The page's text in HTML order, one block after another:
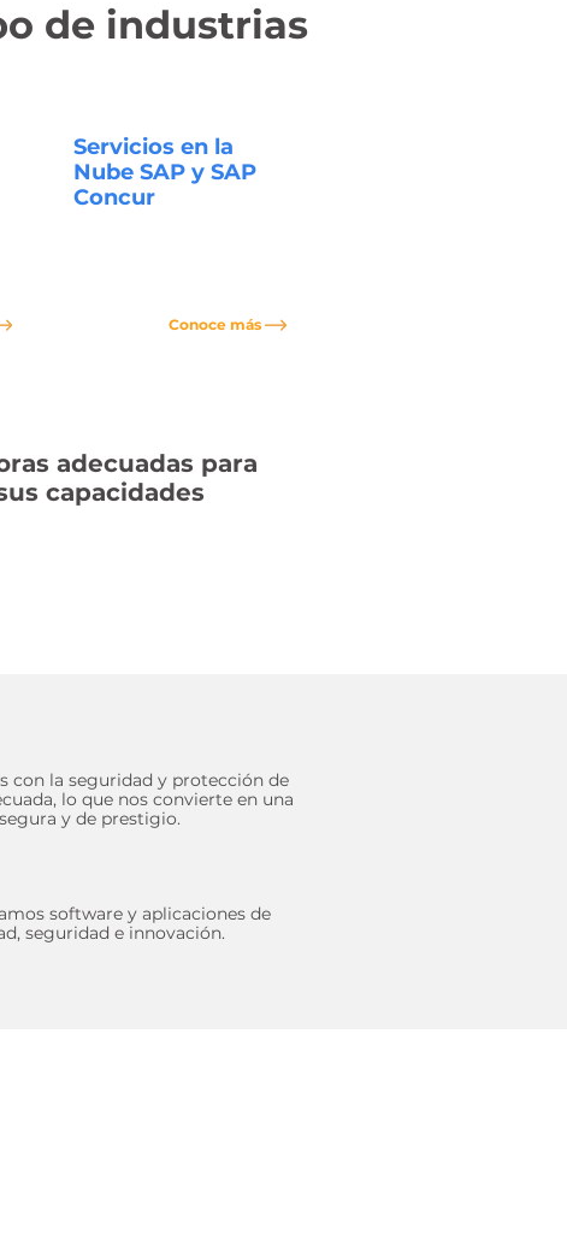
de industrias
Servicios en la
Nube SAP y SAP
Concur
Conoce más
adecuadas para
capacidades
con la seguridad y protección de
lo que nos convierte en una
y de prestigio.
software y aplicaciones de
seguridad e innovación.